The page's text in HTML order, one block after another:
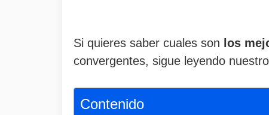
Si quieres saber cuales son los
convergentes, sigue leyendo
Contenido